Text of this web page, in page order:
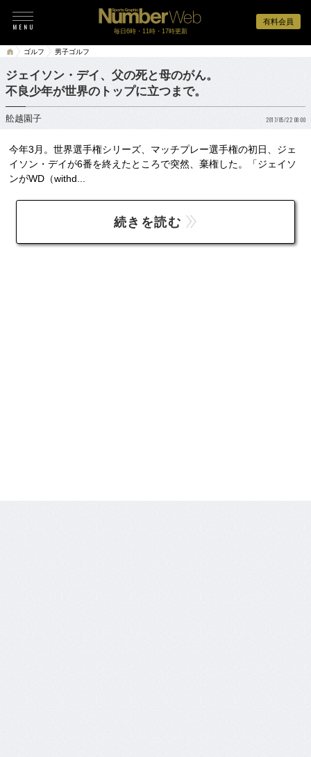
有料会員
毎日6時・11時・17時更新
ゴルフ 男子ゴルフ
ジェイソン・デイ、父の死と母のがん。
不良少年が世界のトップに立つまで。
舩越園子 2017/05/22 08:00
今年3月。世界選手権シリーズ、マッチプレー選手権の初日、ジェ
イソン・デイが6番を終えたところで突然、棄権した。「ジェイソ
ンがWD（withd...
続きを読む